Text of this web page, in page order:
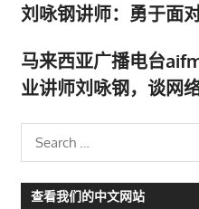
刘咏钢讲师：勇于面
马来西亚广播电台
业讲师刘咏钢，谈网
查看我们的中文网站